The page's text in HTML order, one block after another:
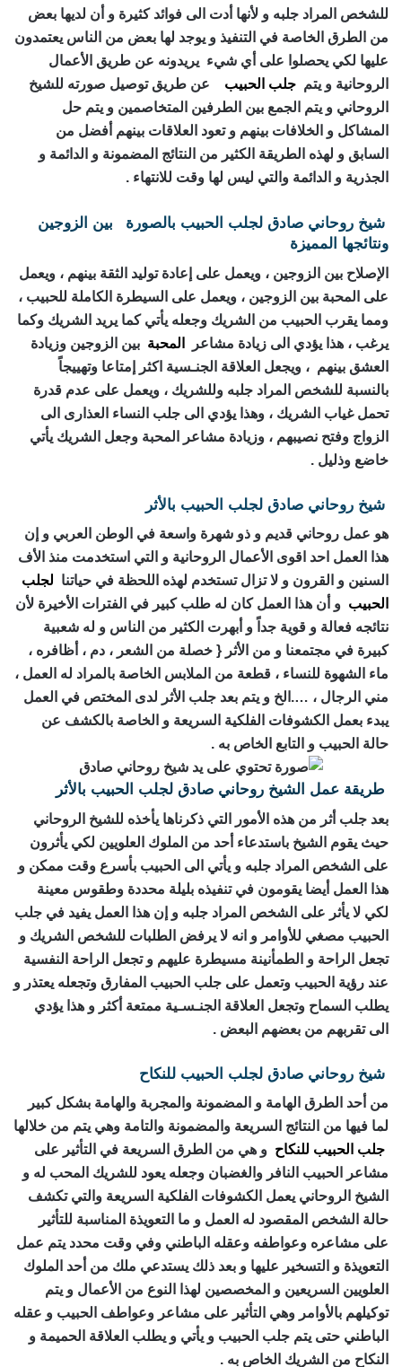
للشخص المراد جلبه و لأنها أدت الى فوائد كثيرة و أن لديها بعض
من الطرق الخاصة في التنفيذ و يوجد لها بعض من الناس يعتمدون
عليها لكي يحصلوا على أي شيء يريدونه عن طريق الأعمال
الروحانية و يتم جلب الحبيب
عن طريق توصيل صورته للشيخ
الروحاني و يتم الجمع بين الطرفين المتخاصمين و يتم حل
المشاكل و الخلافات بينهم و تعود العلاقات بينهم أفضل من
السابق و لهذه الطريقة الكثير من النتائج المضمونة و الدائمة و
الجذرية و الدائمة والتي ليس لها وقت للانتهاء .
شيخ روحاني صادق لجلب الحبيب بالصورة
بين الزوجين
ونتائجها المميزة
الإصلاح بين الزوجين ، ويعمل على إعادة توليد الثقة بينهم ، ويعمل
على المحبة بين الزوجين ، ويعمل على السيطرة الكاملة للحبيب ،
ومما يقرب الحبيب من الشريك وجعله يأتي كما يريد الشريك وكما
يرغب ، هذا يؤدي الى زيادة مشاعر
المحبة بين الزوجين وزيادة
العشق بينهم ، ويجعل العلاقة الجنـسية اكثر إمتاعا وتهييجاً
بالنسبة للشخص المراد جلبه وللشريك ، ويعمل على عدم قدرة
تحمل غياب الشريك ، وهذا يؤدي الى جلب النساء العذارى الى
الزواج وفتح نصيبهم ، وزيادة مشاعر المحبة وجعل الشريك يأتي
خاضع وذليل .
شيخ روحاني صادق لجلب الحبيب بالأثر
هو عمل روحاني قديم و ذو شهرة واسعة في الوطن العربي و إن
هذا العمل احد اقوى الأعمال الروحانية و التي استخدمت منذ الأف
السنين و القرون و لا تزال تستخدم لهذه اللحظة في حياتنا لجلب
الحبيب و أن هذا العمل كان له طلب كبير في الفترات الأخيرة لأن
نتائجه فعالة و قوية جداً و أبهرت الكثير من الناس و له شعبية
كبيرة في مجتمعنا و من الأثر { خصلة من الشعر ، دم ، أظافره ،
ماء الشهوة للنساء ، قطعة من الملابس الخاصة بالمراد له العمل ،
مني الرجال ، ….الخ و يتم بعد جلب الأثر لدى المختص في العمل
يبدء بعمل الكشوفات الفلكية السريعة و الخاصة بالكشف عن
حالة الحبيب و التابع الخاص به .
طريقة عمل الشيخ روحاني صادق لجلب الحبيب بالأثر
بعد جلب أثر من هذه الأمور التي ذكرناها يأخذه للشيخ الروحاني
حيث يقوم الشيخ باستدعاء أحد من الملوك العلويين لكي يأثرون
على الشخص المراد جلبه و يأتي الى الحبيب بأسرع وقت ممكن و
هذا العمل أيضا يقومون في تنفيذه بليلة محددة وطقوس معينة
لكي لا يأثر على الشخص المراد جلبه و إن هذا العمل يفيد في جلب
الحبيب مصغي للأوامر و انه لا يرفض الطلبات للشخص الشريك و
تجعل الراحة و الطمأنينة مسيطرة عليهم و تجعل الراحة النفسية
عند رؤية الحبيب وتعمل على جلب الحبيب المفارق وتجعله يعتذر و
يطلب السماح وتجعل العلاقة الجنـسـية ممتعة أكثر و هذا يؤدي
الى تقربهم من بعضهم البعض .
شيخ روحاني صادق لجلب الحبيب للنكاح
من أحد الطرق الهامة و المضمونة والمجربة والهامة بشكل كبير
لما فيها من النتائج السريعة والمضمونة والتامة وهي يتم من خلالها
جلب الحبيب للنكاح و هي من الطرق السريعة في التأثير على
مشاعر الحبيب النافر والغضبان وجعله يعود للشريك المحب له و
الشيخ الروحاني يعمل الكشوفات الفلكية السريعة والتي تكشف
حالة الشخص المقصود له العمل و ما التعويذة المناسبة للتأثير
على مشاعره وعواطفه وعقله الباطني وفي وقت محدد يتم عمل
التعويذة و التسخير عليها و بعد ذلك يستدعي ملك من أحد الملوك
العلويين السريعين و المخصصين لهذا النوع من الأعمال و يتم
توكيلهم بالأوامر وهي التأثير على مشاعر وعواطف الحبيب و عقله
الباطني حتى يتم جلب الحبيب و يأتي و يطلب العلاقة الحميمة و
النكاح من الشريك الخاص به .